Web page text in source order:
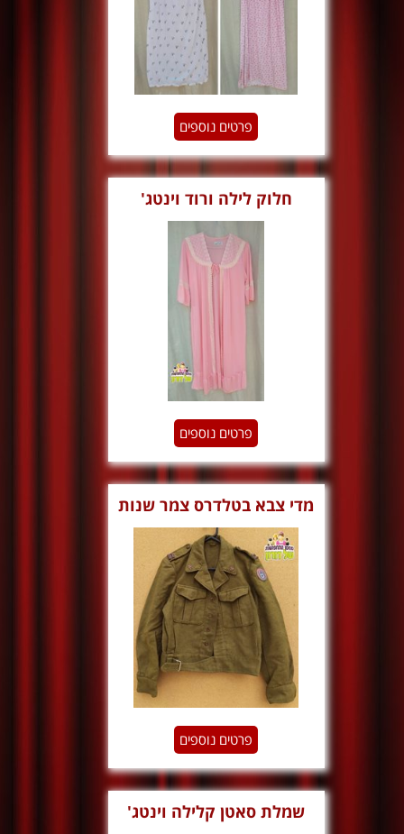
פרטים נוספים
חלוק לילה ורוד וינטג'
פרטים נוספים
מדי צבא בטלדרס צמר שנות
ה50
פרטים נוספים
שמלת סאטן קלילה וינטג'